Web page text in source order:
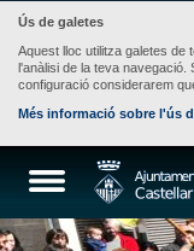
Ús de galetes
Aquest lloc utilitza galetes
l'anàlisi de la teva
configuració considerarem
Més informació sobre l'ús